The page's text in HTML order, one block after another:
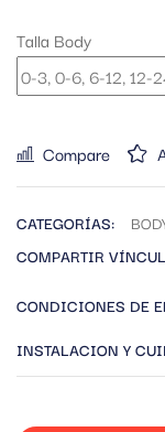
Talla Body
Compare
CATEGORÍAS:
COMPARTIR
CONDICIONES DE
INSTALACION Y